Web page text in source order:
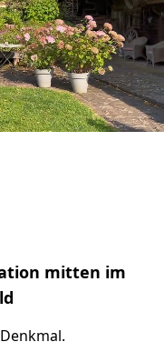
mitten im